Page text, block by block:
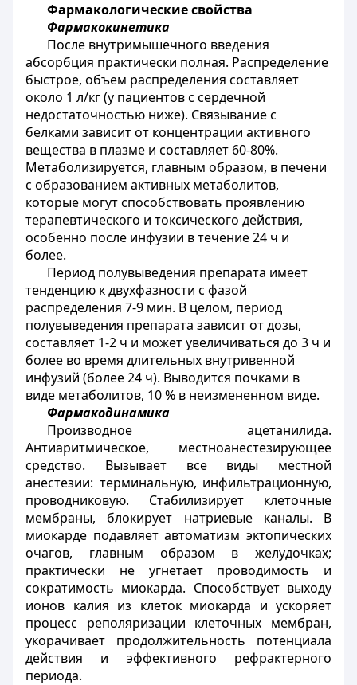
Фармакологические свойства
Фармакокинетика
После внутримышечного введения
абсорбция практически полная. Распределение
быстрое, объем распределения составляет
около 1 л/кг (у пациентов с сердечной
недостаточностью ниже). Связывание с
белками зависит от концентрации активного
вещества в плазме и составляет 60-80%.
Метаболизируется, главным образом, в печени
с образованием активных метаболитов,
которые могут способствовать проявлению
терапевтического и токсического действия,
особенно после инфузии в течение 24 ч и
более.
Период полувыведения препарата имеет
тенденцию к двухфазности с фазой
распределения 7-9 мин. В целом, период
полувыведения препарата зависит от дозы,
составляет 1-2 ч и может увеличиваться до 3 ч и
более во время длительных внутривенной
инфузий (более 24 ч). Выводится почками в
виде метаболитов, 10 % в неизмененном виде.
Фармакодинамика
Производное ацетанилида.
Антиаритмическое, местноанестезирующее
средство. Вызывает все виды местной
анестезии: терминальную, инфильтрационную,
проводниковую. Стабилизирует клеточные
мембраны, блокирует натриевые каналы. В
миокарде подавляет автоматизм эктопических
очагов, главным образом в желудочках;
практически не угнетает проводимость и
сократимость миокарда. Способствует выходу
ионов калия из клеток миокарда и ускоряет
процесс реполяризации клеточных мембран,
укорачивает продолжительность потенциала
действия и эффективного рефрактерного
периода.